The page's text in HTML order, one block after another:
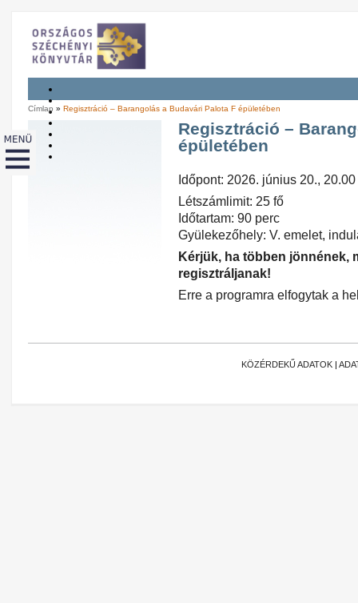
Címlap » Regisztráció – Barangolás a Budavári Palota F épületében
Regisztráció –
épületében
Időpont: 2026. június 20., 20.00
Létszámlimit: 25 fő
Időtartam: 90 perc
Gyülekezőhely: V. emelet,
Kérjük, ha többen jönnének,
regisztráljanak!
Erre a programra elfogytak a
KÖZÉRDEKŰ ADATOK|